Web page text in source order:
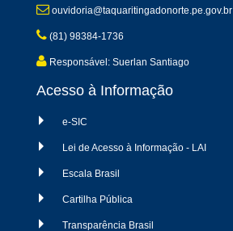
ouvidoria@taquaritingadonorte.pe.gov.br
(81) 98384-1736
Responsável: Suerlan Santiago
Acesso à Informação
e-SIC
Lei de Acesso à Informação - LAI
Escala Brasil
Cartilha Pública
Transparência Brasil